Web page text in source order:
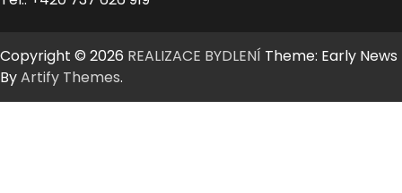
Copyright © 2026 REALIZACE BYDLENÍ Theme: Early News
ByArtify Themes.